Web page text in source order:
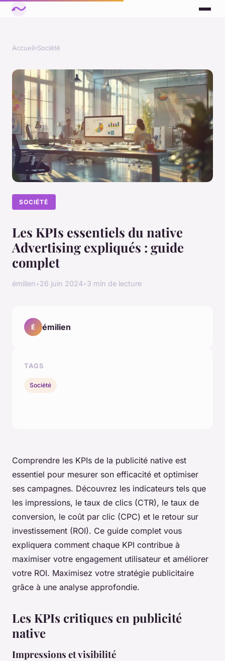
Accueil›Société
SOCIÉTÉ
Les KPIs essentiels du native
Advertising expliqués : guide
complet
émilien•26 juin 2024•3 min de lecture
Comprendre les KPIs de la publicité native est
essentiel pour mesurer son efficacité et optimiser
ses campagnes. Découvrez les indicateurs tels que
les impressions, le taux de clics (CTR), le taux de
conversion, le coût par clic (CPC) et le retour sur
investissement (ROI). Ce guide complet vous
expliquera comment chaque KPI contribue à
maximiser votre engagement utilisateur et améliorer
votre ROI. Maximisez votre stratégie publicitaire
grâce à une analyse approfondie.
Les KPIs critiques en publicité
native
Impressions et visibilité
É émilien
TAGS
Société